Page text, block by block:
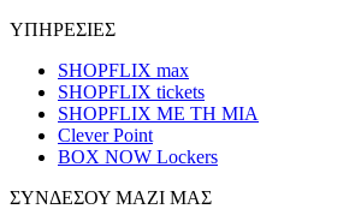
ΥΠΗΡΕΣΙΕΣ
SHOPFLIX max
SHOPFLIX tickets
SHOPFLIX ΜΕ ΤΗ ΜΙΑ
Clever Point
BOX NOW Lockers
ΣΥΝΔΕΣΟΥ ΜΑΖΙ ΜΑΣ